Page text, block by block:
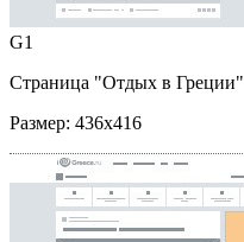
G1
Страница "Отдых в Греции"
Размер: 436x416